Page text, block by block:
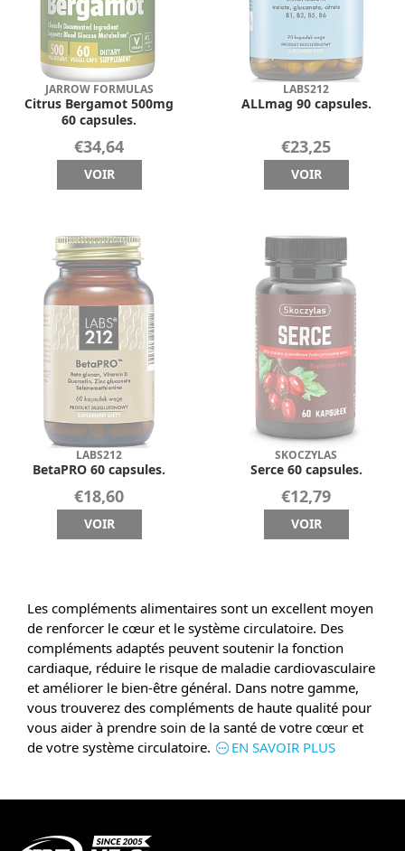
JARROW FORMULAS
Citrus Bergamot 500mg
60 capsules.
€34,64
VOIR
LABS212
ALLmag 90 capsules.
€23,25
VOIR
LABS212
BetaPRO 60 capsules.
€18,60
VOIR
SKOCZYLAS
Serce 60 capsules.
€12,79
VOIR
Les compléments alimentaires sont un excellent moyen
de renforcer le cœur et le système circulatoire. Des
compléments adaptés peuvent soutenir la fonction
cardiaque, réduire le risque de maladie cardiovasculaire
et améliorer le bien-être général. Dans notre gamme,
vous trouverez des compléments de haute qualité pour
vous aider à prendre soin de la santé de votre cœur et
de votre système circulatoire.
EN SAVOIR PLUS